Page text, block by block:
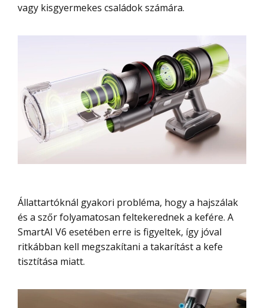
vagy kisgyermekes családok számára.
Állattartóknál gyakori probléma, hogy a hajszálak
és a szőr folyamatosan feltekerednek a kefére. A
SmartAI V6 esetében erre is figyeltek, így jóval
ritkábban kell megszakítani a takarítást a kefe
tisztítása miatt.